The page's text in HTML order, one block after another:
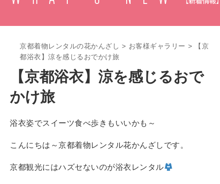
京都着物レンタルの花かんざし > お客様ギャラリー >
【京
都浴衣】涼を感じるおでかけ旅
【京都浴衣】涼を感じるおで
かけ旅
浴衣姿でスイーツ食べ歩きもいいかも～
こんにちは～京都着物レンタル花かんざしです。
京都観光にはハズセないのが浴衣レンタル